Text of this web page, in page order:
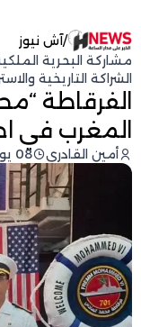
/آش نيوز
مشاركة البحرية
الشراكة التاريخية
الفرقاطة
المغرب في
أمين القادري 08 يوليو 2026 - 04:00